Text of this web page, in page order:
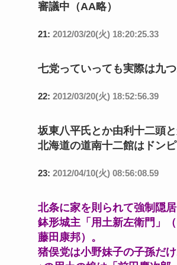
審議中（AA略）
21: 2012/03/20(火) 18:20:25.33
七党っていっても実際は九
22: 2012/03/20(火) 18:52:56.39
坂東八平氏とか由利十二頭と
北海道の道南十二館はドンピ
23: 2012/04/10(火) 08:56:08.59
北条に家を則られて強制隠
鉢形城主「用土新左衛門」（
藤田康邦）。
猪俣党は小野妹子の子孫だ